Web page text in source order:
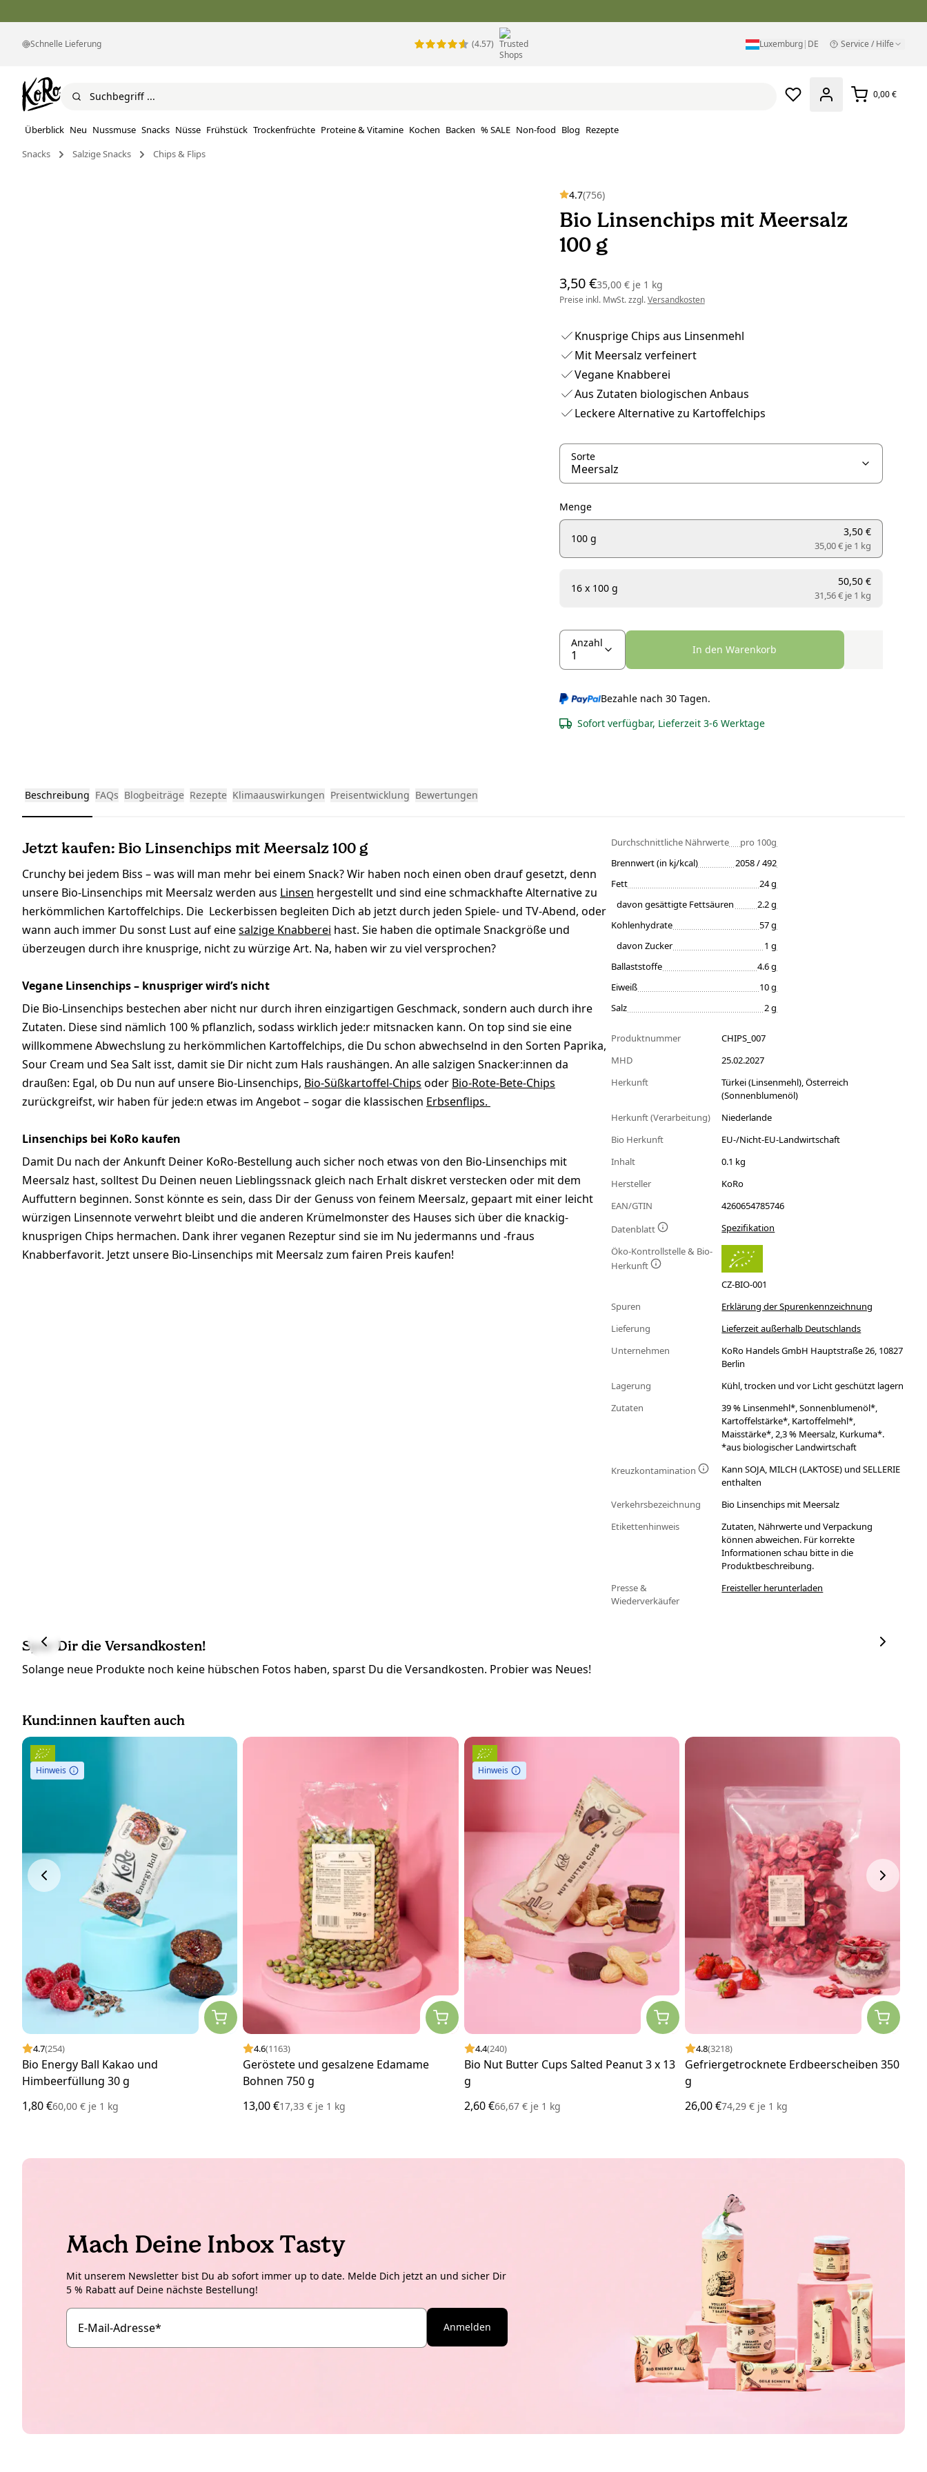
Schnelle Lieferung (4.57) Luxemburg| DE Service / Hilfe
0,00 €
Überblick Neu Nussmuse Snacks Nüsse Frühstück Trockenfrüchte Proteine ​​& Vitamine Kochen Backen % SALE Non-food Blog Rezepte
Snacks
Salzige Snacks Chips & Flips
4.7(756)
Bio Linsenchips mit Meersalz
100 g
3,50 €35,00 € je1 kg
Preise inkl. MwSt. zzgl.Versandkosten
Knusprige Chips aus Linsenmehl
Mit Meersalz verfeinert
Vegane Knabberei
Aus Zutaten biologischen Anbaus
Leckere Alternative zu Kartoffelchips
Sorte
Menge
100 g
3,50 €
35,00 € je1 kg
16 x 100 g
50,50 €
31,56 € je1 kg
Anzahl
In den Warenkorb
Bezahle nach 30 Tagen.
Sofort verfügbar, Lieferzeit 3-6 Werktage
Beschreibung FAQs Blogbeiträge Rezepte Klimaauswirkungen Preisentwicklung Bewertungen
Jetzt kaufen: Bio Linsenchips mit Meersalz 100 g
Crunchy bei jedem Biss – was will man mehr bei einem Snack? Wir haben noch einen oben drauf gesetzt, denn
unsere Bio-Linsenchips mit Meersalz werden aus Linsen hergestellt und sind eine schmackhafte Alternative zu
herkömmlichen Kartoffelchips. Die Leckerbissen begleiten Dich ab jetzt durch jeden Spiele- und TV-Abend, oder
wann auch immer Du sonst Lust auf einesalzige Knabberei hast. Sie haben die optimale Snackgröße und
überzeugen durch ihre knusprige, nicht zu würzige Art. Na, haben wir zu viel versprochen?
Vegane Linsenchips – knuspriger wird’s nicht
Die Bio-Linsenchips bestechen aber nicht nur durch ihren einzigartigen Geschmack, sondern auch durch ihre
Zutaten. Diese sind nämlich 100 % pflanzlich, sodass wirklich jede:r mitsnacken kann. On top sind sie eine
willkommene Abwechslung zu herkömmlichen Kartoffelchips, die Du schon abwechselnd in den Sorten Paprika,
Sour Cream und Sea Salt isst, damit sie Dir nicht zum Hals raushängen. An alle salzigen Snacker:innen da
draußen: Egal, ob Du nun auf unsere Bio-Linsenchips, Bio-Süßkartoffel-Chips oder Bio-Rote-Bete-Chips
zurückgreifst, wir haben für jede:n etwas im Angebot – sogar die klassischen Erbsenflips.
Linsenchips bei KoRo kaufen
Damit Du nach der Ankunft Deiner KoRo-Bestellung auch sicher noch etwas von den Bio-Linsenchips mit
Meersalz hast, solltest Du Deinen neuen Lieblingssnack gleich nach Erhalt diskret verstecken oder mit dem
Auffuttern beginnen. Sonst könnte es sein, dass Dir der Genuss von feinem Meersalz, gepaart mit einer leicht
würzigen Linsennote verwehrt bleibt und die anderen Krümelmonster des Hauses sich über die knackig-
knusprigen Chips hermachen. Dank ihrer veganen Rezeptur sind sie im Nu jedermanns und -fraus
Knabberfavorit. Jetzt unsere Bio-Linsenchips mit Meersalz zum fairen Preis kaufen!
Durchschnittliche Nährwerte
pro 100g
Brennwert (in kj/kcal)
2058 / 492
Fett
24 g
davon gesättigte Fettsäuren
2.2 g
Kohlenhydrate
57 g
davon Zucker
1 g
Ballaststoffe
4.6 g
Eiweiß
10 g
Salz
2 g
Produktnummer
CHIPS_007
MHD
25.02.2027
Herkunft
Türkei (Linsenmehl), Österreich
(Sonnenblumenöl)
Herkunft (Verarbeitung)
Niederlande
Bio Herkunft
EU-/Nicht-EU-Landwirtschaft
Inhalt
0.1 kg
Hersteller
KoRo
EAN/GTIN
4260654785746
Datenblatt
Spezifikation
Öko-Kontrollstelle & Bio-
Herkunft
CZ-BIO-001
Spuren
Erklärung der Spurenkennzeichnung
Lieferung
Lieferzeit außerhalb Deutschlands
Unternehmen
KoRo Handels GmbH Hauptstraße 26, 10827
Berlin
Lagerung
Kühl, trocken und vor Licht geschützt lagern
Zutaten
39 % Linsenmehl*, Sonnenblumenöl*,
Kartoffelstärke*, Kartoffelmehl*,
Maisstärke*, 2,3 % Meersalz, Kurkuma*.
*aus biologischer Landwirtschaft
Kreuzkontamination
Kann SOJA, MILCH (LAKTOSE) und SELLERIE
enthalten
Verkehrsbezeichnung
Bio Linsenchips mit Meersalz
Etikettenhinweis
Zutaten, Nährwerte und Verpackung
können abweichen. Für korrekte
Informationen schau bitte in die
Produktbeschreibung.
Presse &
Wiederverkäufer
Freisteller herunterladen
Spar Dir die Versandkosten!
Solange neue Produkte noch keine hübschen Fotos haben, sparst Du die Versandkosten. Probier was Neues!
Kund:innen kauften auch
Hinweis
4.7(254)
Bio Energy Ball Kakao und
Himbeerfüllung 30 g
1,80 €60,00 € je 1 kg
4.6(1163)
Geröstete und gesalzene Edamame
Bohnen 750 g
13,00 €17,33 € je 1 kg
Hinweis
4.4(240)
Bio Nut Butter Cups Salted Peanut 3 x 13
g
2,60 €66,67 € je1 kg
4.8(3218)
Gefriergetrocknete Erdbeerscheiben 350
g
26,00 €74,29 € je1 kg
Mach Deine Inbox Tasty
Mit unserem Newsletter bist Du ab sofort immer up to date. Melde Dich jetzt an und sicher Dir
5 % Rabatt auf Deine nächste Bestellung!
E-Mail-Adresse* Anmelden